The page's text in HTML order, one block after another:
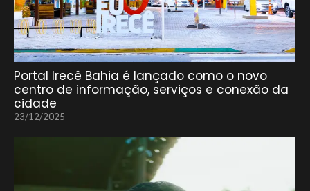
Portal Irecê Bahia é lançado como o novo
centro de informação, serviços e conexão da
cidade
23/12/2025